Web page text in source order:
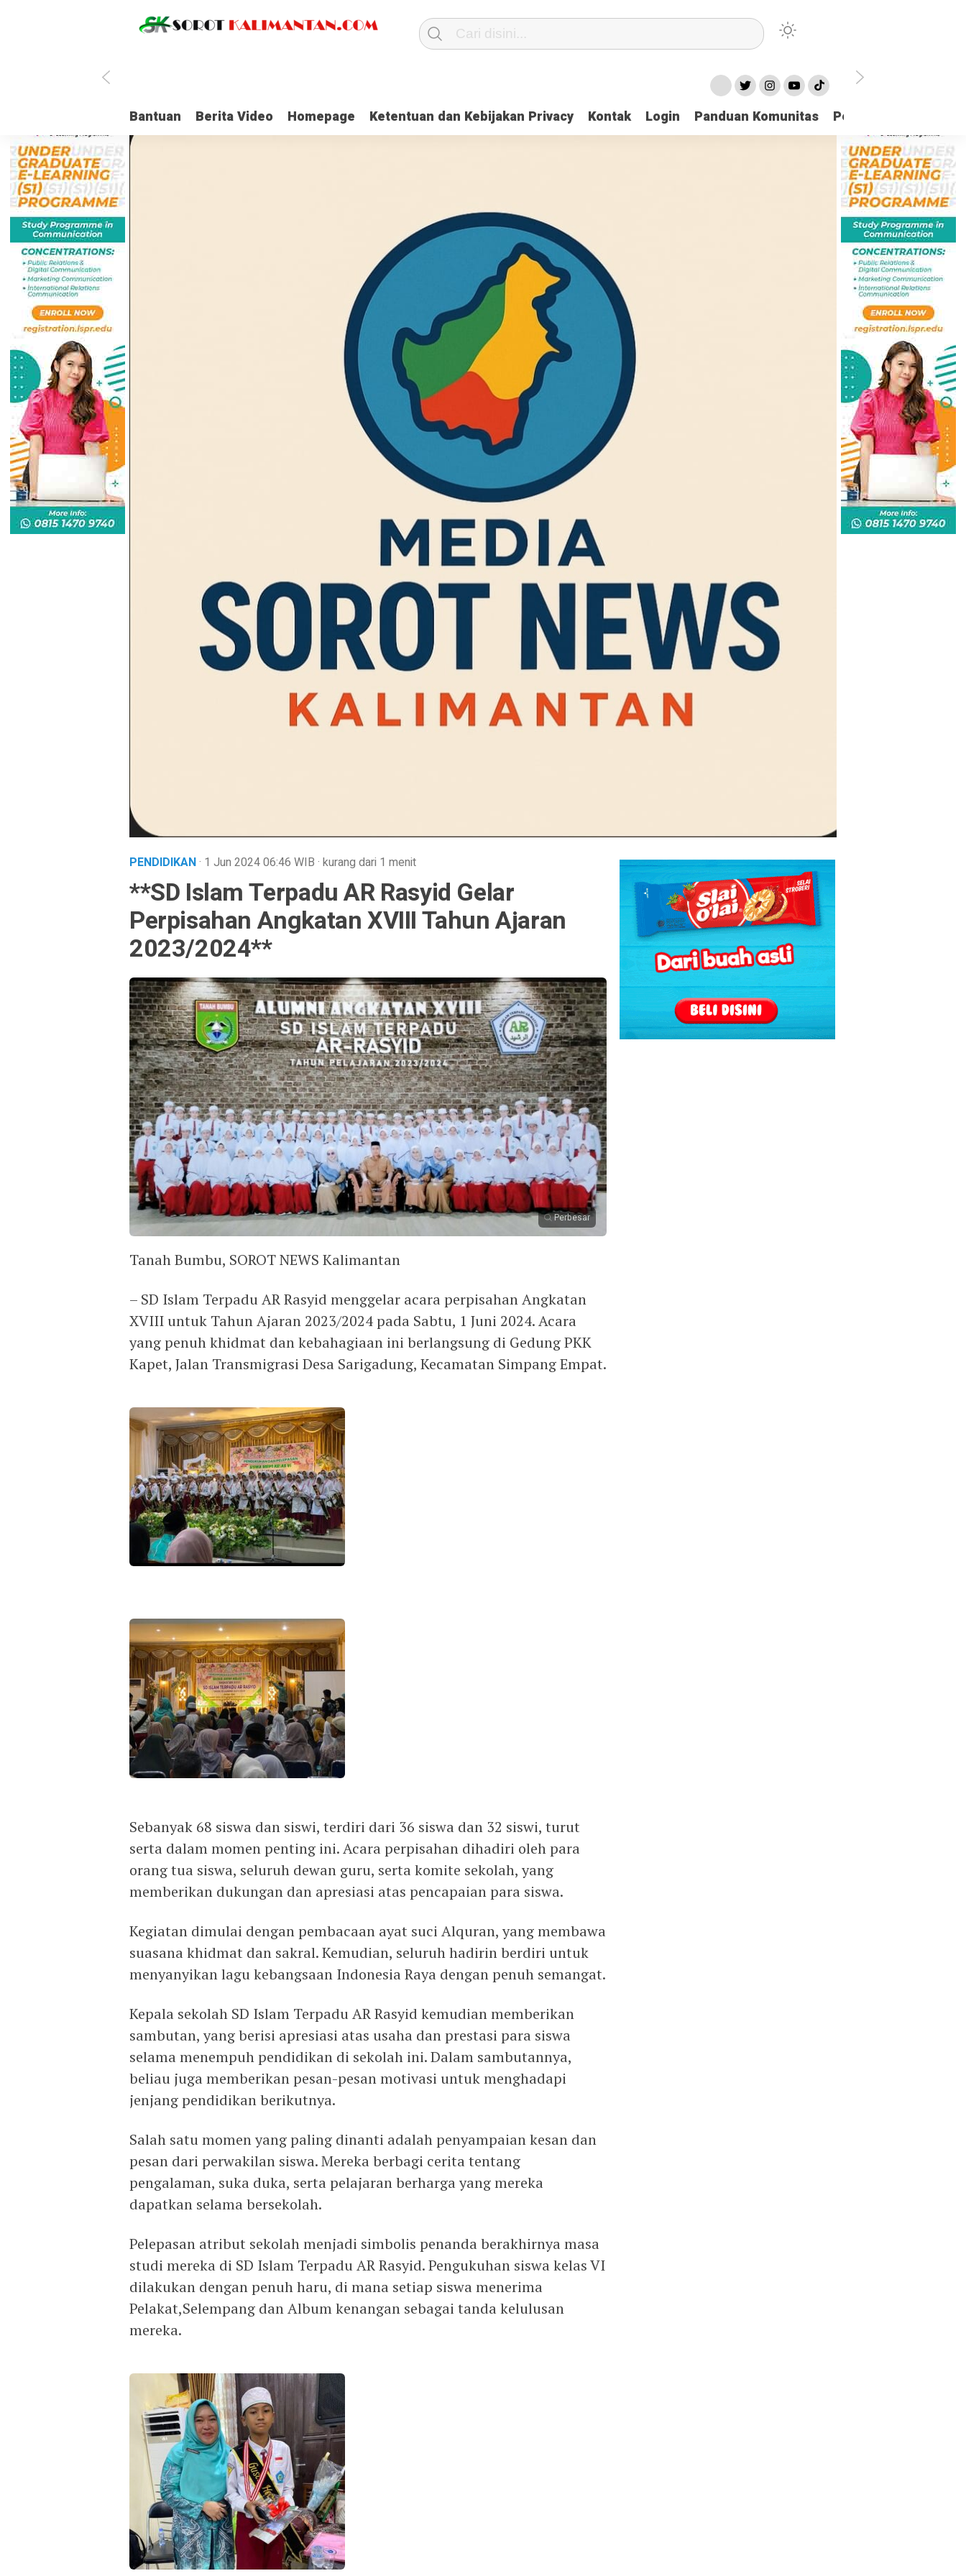
Bantuan Berita Video Homepage Ketentuan dan Kebijakan Privacy Kontak Login Panduan Komunitas Pedoman Media
PENDIDIKAN· 1 Jun 202406:46 WIB · kurang dari 1 menit
**SD Islam Terpadu AR Rasyid Gelar
Perpisahan Angkatan XVIII Tahun Ajaran
2023/2024**
Perbesar
Tanah Bumbu, SOROT NEWS Kalimantan
– SD Islam Terpadu AR Rasyid menggelar acara perpisahan Angkatan
XVIII untuk Tahun Ajaran 2023/2024 pada Sabtu, 1 Juni 2024. Acara
yang penuh khidmat dan kebahagiaan ini berlangsung di Gedung PKK
Kapet, Jalan Transmigrasi Desa Sarigadung, Kecamatan Simpang Empat.
Sebanyak 68 siswa dan siswi, terdiri dari 36 siswa dan 32 siswi, turut
serta dalam momen penting ini. Acara perpisahan dihadiri oleh para
orang tua siswa, seluruh dewan guru, serta komite sekolah, yang
memberikan dukungan dan apresiasi atas pencapaian para siswa.
Kegiatan dimulai dengan pembacaan ayat suci Alquran, yang membawa
suasana khidmat dan sakral. Kemudian, seluruh hadirin berdiri untuk
menyanyikan lagu kebangsaan Indonesia Raya dengan penuh semangat.
Kepala sekolah SD Islam Terpadu AR Rasyid kemudian memberikan
sambutan, yang berisi apresiasi atas usaha dan prestasi para siswa
selama menempuh pendidikan di sekolah ini. Dalam sambutannya,
beliau juga memberikan pesan-pesan motivasi untuk menghadapi
jenjang pendidikan berikutnya.
Salah satu momen yang paling dinanti adalah penyampaian kesan dan
pesan dari perwakilan siswa. Mereka berbagi cerita tentang
pengalaman, suka duka, serta pelajaran berharga yang mereka
dapatkan selama bersekolah.
Pelepasan atribut sekolah menjadi simbolis penanda berakhirnya masa
studi mereka di SD Islam Terpadu AR Rasyid. Pengukuhan siswa kelas VI
dilakukan dengan penuh haru, di mana setiap siswa menerima
Pelakat,Selempang dan Album kenangan sebagai tanda kelulusan
mereka.